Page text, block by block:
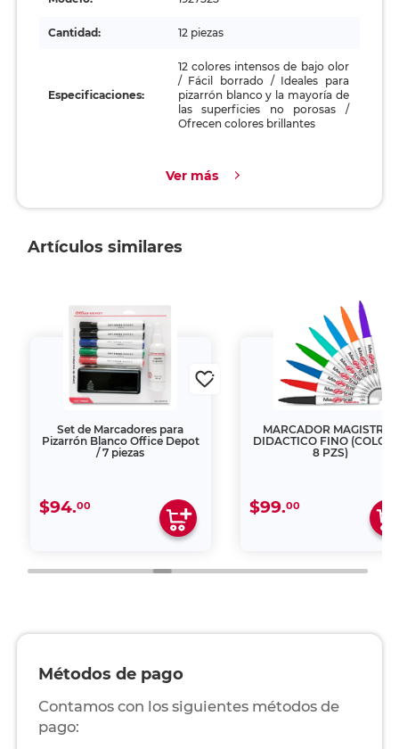
Cantidad: 12 piezas
Especificaciones:
12 colores intensos de bajo olor
/ Fácil borrado / Ideales para
pizarrón blanco y la mayoría de
las superficies no porosas /
Ofrecen colores brillantes
Ver más
Artículos similares
Set de Marcadores para
Pizarrón Blanco Office Depot
/ 7 piezas
$94.00
MARCADOR MAGISTRAL
DIDACTICO FINO
8 PZS)
$99.00
Métodos de pago
Contamos con los siguientes métodos de
pago: